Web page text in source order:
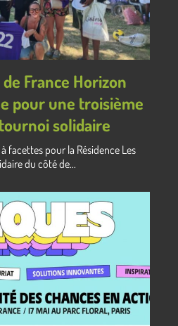
France Horizon
pour une troisième
solidaire
facettes pour la Résidence Les
du côté de...